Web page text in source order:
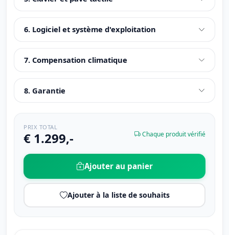
6. Logiciel et système d'exploitation
7. Compensation climatique
8. Garantie
PRIX TOTAL
€ 1.299,- Chaque produit vérifié
Ajouter au panier
Ajouter à la liste de souhaits